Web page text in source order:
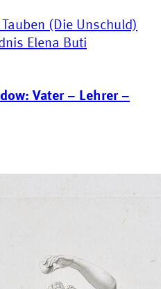
(Die Unschuld)
Elena Buti
Vater – Lehrer –